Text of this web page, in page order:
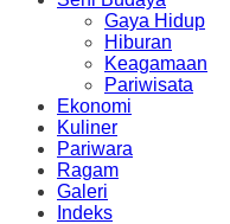
Gaya Hidup
Hiburan
Keagamaan
Pariwisata
Ekonomi
Kuliner
Pariwara
Ragam
Galeri
Indeks